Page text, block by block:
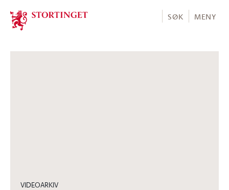
Stortinget.no
SØK MENY
VIDEOARKIV